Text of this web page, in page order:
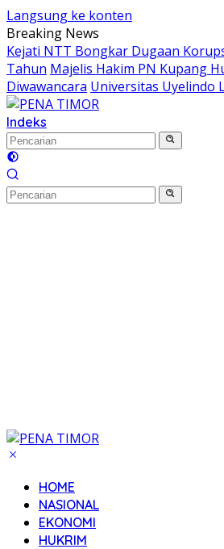
Langsung ke konten
Breaking News
Kejati NTT Bongkar Dugaan
Tahun Majelis Hakim PN Kupang
Diwawancara Universitas Uyelindo
Indeks
HOME
NASIONAL
EKONOMI
HUKRIM